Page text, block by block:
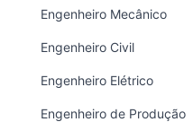
Engenheiro Mecânico
Engenheiro Civil
Engenheiro Elétrico
Engenheiro de Produção